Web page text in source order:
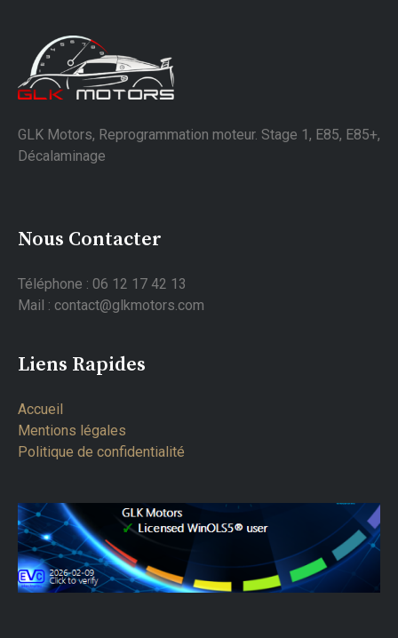
GLK Motors, Reprogrammation moteur. Stage 1, E85, E85+,
Décalaminage
Nous Contacter
Téléphone : 06 12 17 42 13
Mail : contact@glkmotors.com
Liens Rapides
Accueil
Mentions légales
Politique de confidentialité